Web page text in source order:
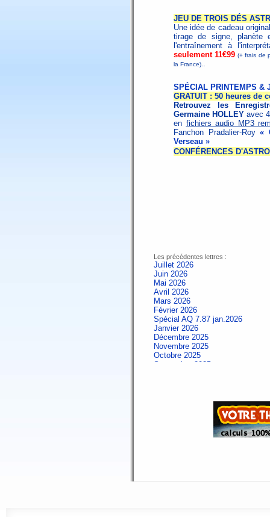
JEU DE TROIS DÉS
Une idée de cadeau
tirage de signe, planète
l'entraînement à
seulement 11€99 (+ frais de
la France). .
SPÉCIAL PRINTEMPS &
GRATUIT : 50 heures de
Retrouvez les
Germaine HOLLEY avec
en fichiers audio MP3
Fanchon Pradalier-Roy«
Verseau »
CONFÉRENCES
Les précédentes lettres :
Juillet 2026
Juin 2026
Mai 2026
Avril 2026
Mars 2026
Février 2026
Spécial AQ 7.87 jan.2026
Janvier 2026
Décembre 2025
Novembre 2025
Octobre 2025
Septembre 2025
Spécial AQ 7.84 jan.2025
Septembre 2024